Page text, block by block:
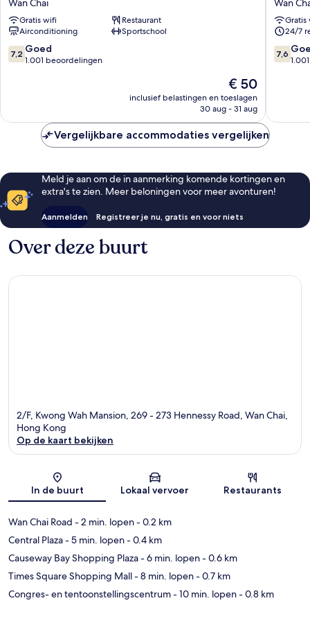
Hotel
Causeway
Bay
Wan
Chai
Gratis wifi
Restaurant
Airconditioning
Sportschool
7.2
van
7,2 Goed
1.001 beoordelingen
De
prijs
€ 50
inclusief belastingen en toeslagen
30 aug - 31 aug
Bay
Hong
Kong
Wan
Gratis
24/7
7.6
van
7,6
Vergelijkbare accommodaties vergelijken
Meld je aan om de in aanmerking komende kortingen en
extra's te zien. Meer beloningen voor meer avonturen!
Aanmelden Registreer je nu, gratis en voor niets
Over deze buurt
2/F, Kwong Wah Mansion, 269 - 273 Hennessy Road, Wan Chai,
Hong Kong
Op de kaart bekijken
In de buurt Lokaal vervoer Restaurants
Wan Chai Road - 2 min. lopen- 0.2 km
Central Plaza- 5 min. lopen- 0.4 km
Causeway Bay Shopping Plaza- 6 min. lopen- 0.6 km
Times Square Shopping Mall- 8 min. lopen- 0.7 km
Congres- en tentoonstellingscentrum- 10 min. lopen- 0.8 km